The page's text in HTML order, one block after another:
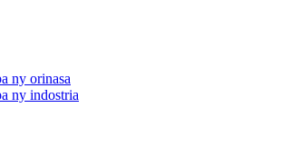
ny orinasa
ny indostria